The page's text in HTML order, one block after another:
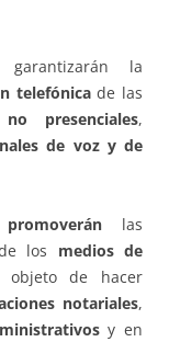
la
telefónicade las
no presenciales,
de voz y de
promoverán las
los medios de
de hacer
notariales,
y en